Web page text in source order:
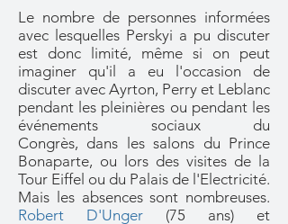
Le nombre de personnes informées
avec lesquelles Perskyi a pu discuter
est donc limité, même si on peut
imaginer qu'il a eu l'occasion de
discuter avec Ayrton, Perry et Leblanc
pendant les pleinières ou pendant les
événements sociaux du
Congrès, dans les salons du Prince
Bonaparte, ou lors des visites de la
Tour Eiffel ou du Palais de l'Electricité.
Mais les absences sont nombreuses.
Robert D'Unger
(75 ans) et